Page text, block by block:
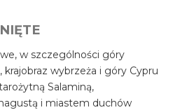
w szczególności góry
krajobraz wybrzeża i góry Cypru
Salaminą,
i miastem duchów